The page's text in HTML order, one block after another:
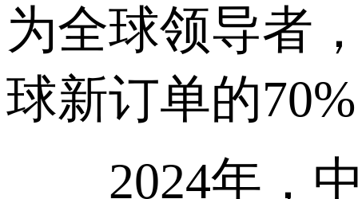
为全球领导者
球新订单的
2024年，中